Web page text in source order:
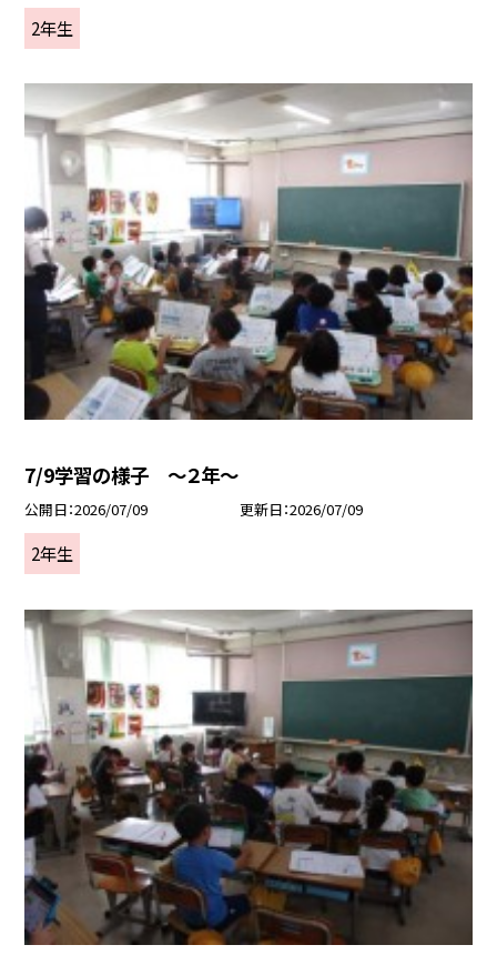
2年生
7/9学習の様子 ～２年～
公開日 2026/07/09 更新日 2026/07/09
2年生